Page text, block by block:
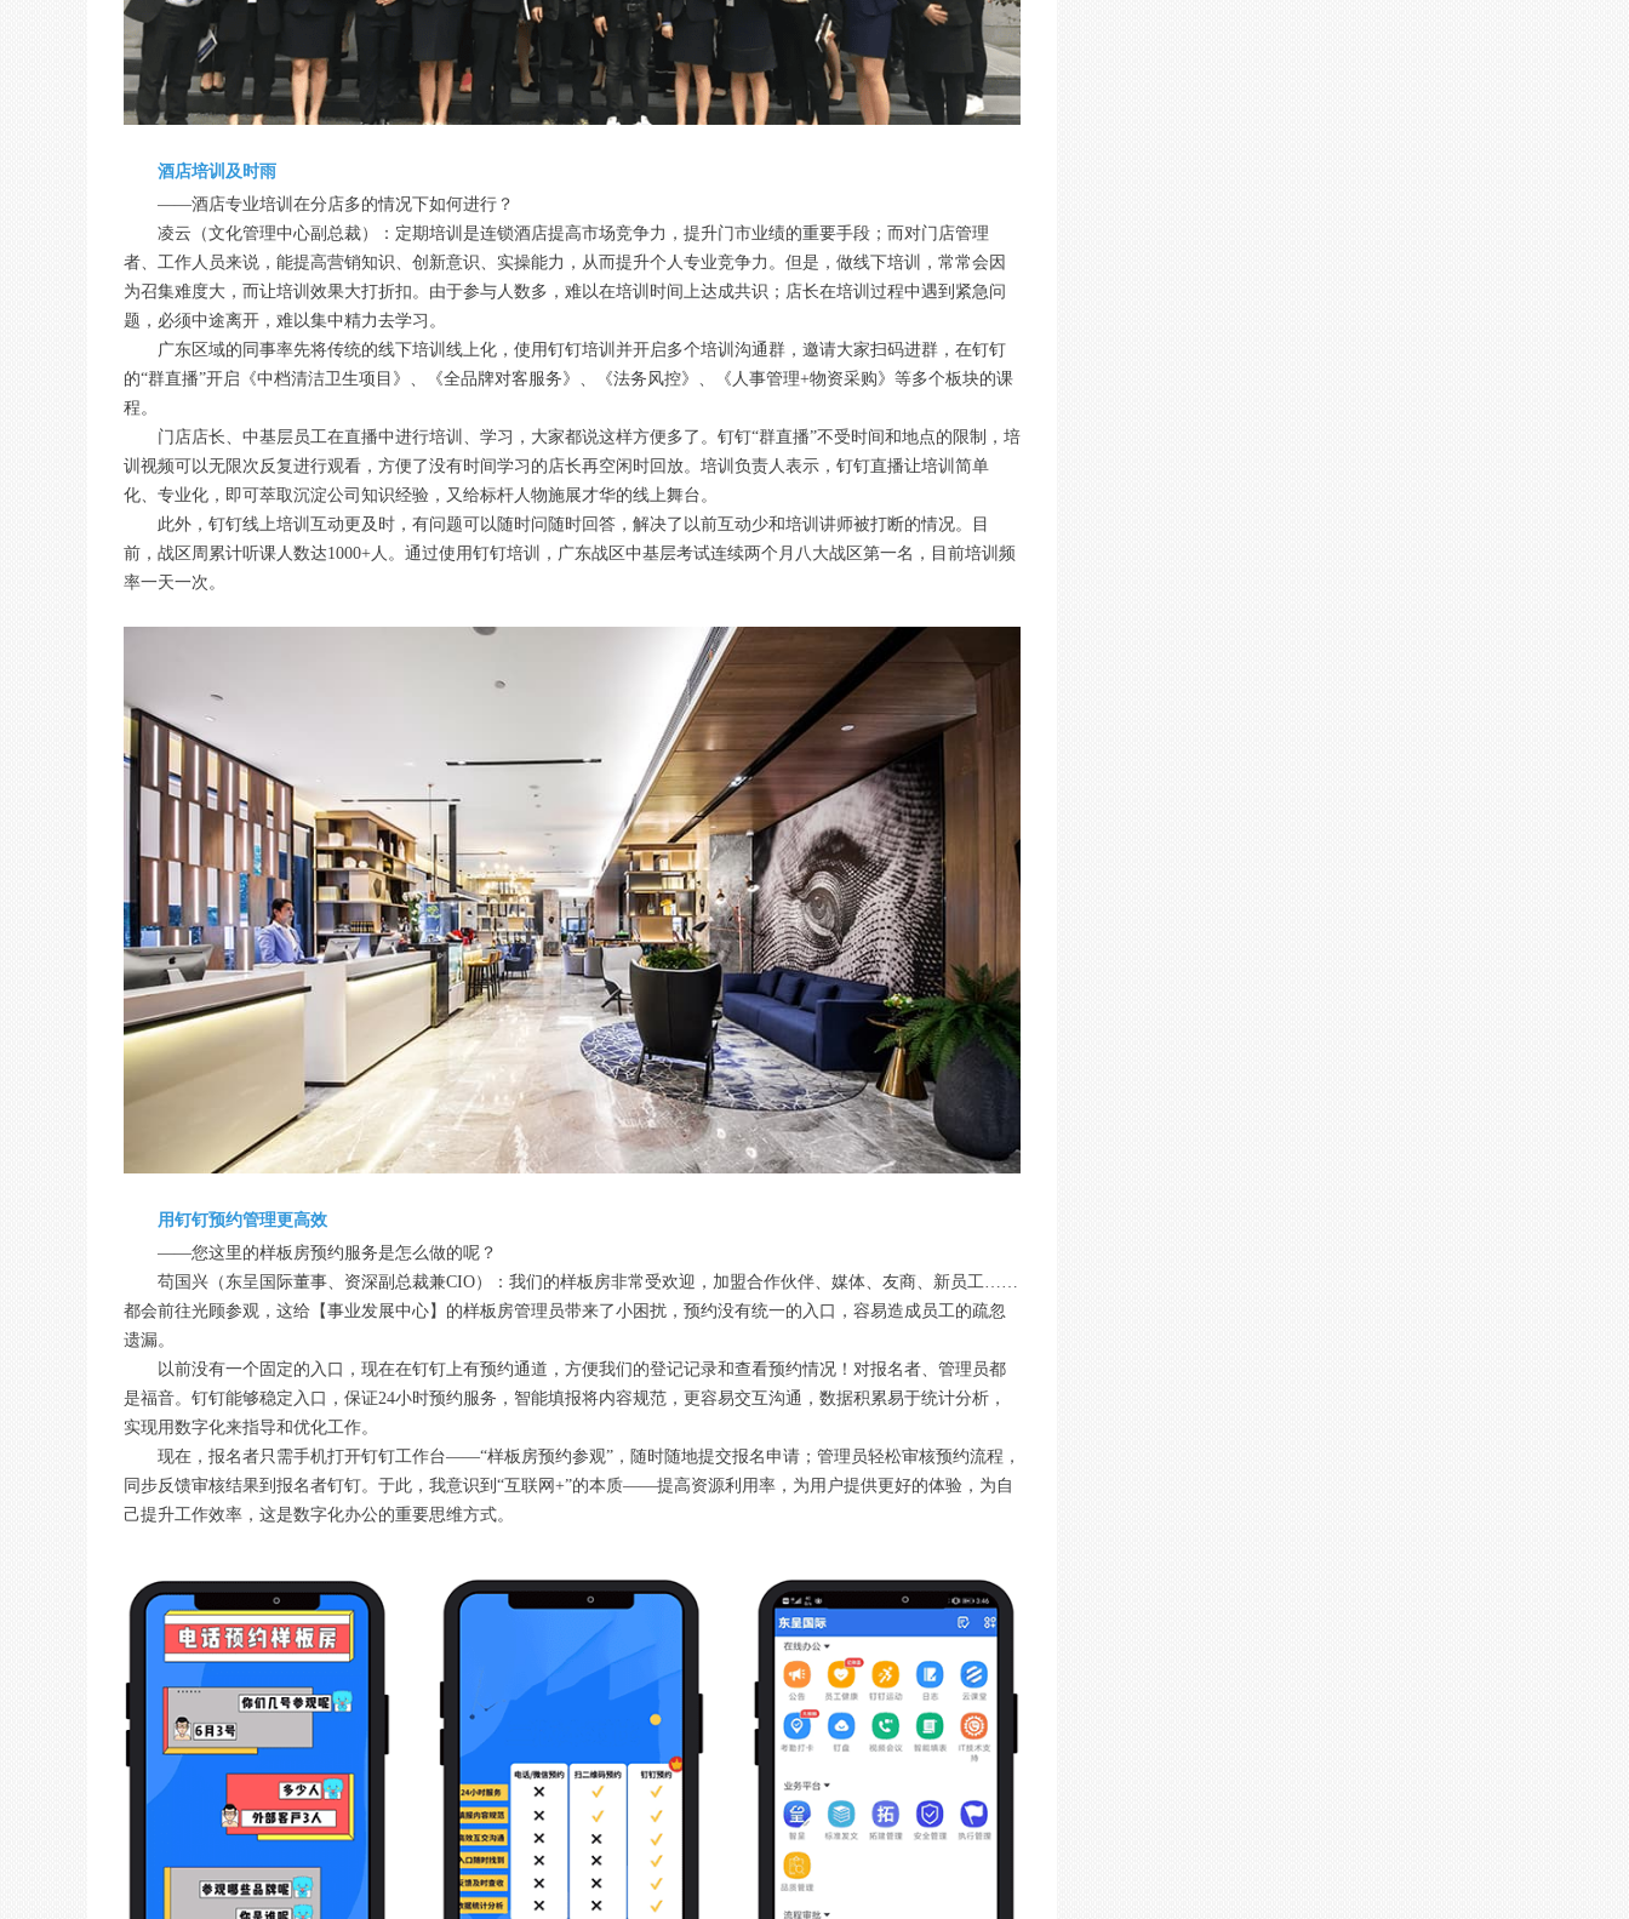
酒店培训及时雨
——酒店专业培训在分店多的情况下如何进行？
凌云（文化管理中心副总裁）：定期培训是连锁酒店提高市场竞争力，提升门市业绩的重要手段；而对门店管理
者、工作人员来说，能提高营销知识、创新意识、实操能力，从而提升个人专业竞争力。但是，做线下培训，常常会因
为召集难度大，而让培训效果大打折扣。由于参与人数多，难以在培训时间上达成共识；店长在培训过程中遇到紧急问
题，必须中途离开，难以集中精力去学习。
广东区域的同事率先将传统的线下培训线上化，使用钉钉培训并开启多个培训沟通群，邀请大家扫码进群，在钉钉
的“群直播”开启《中档清洁卫生项目》、《全品牌对客服务》、《法务风控》、《人事管理+物资采购》等多个板块的课
程。
门店店长、中基层员工在直播中进行培训、学习，大家都说这样方便多了。钉钉“群直播”不受时间和地点的限制，培
训视频可以无限次反复进行观看，方便了没有时间学习的店长再空闲时回放。培训负责人表示，钉钉直播让培训简单
化、专业化，即可萃取沉淀公司知识经验，又给标杆人物施展才华的线上舞台。
此外，钉钉线上培训互动更及时，有问题可以随时问随时回答，解决了以前互动少和培训讲师被打断的情况。目
前，战区周累计听课人数达1000+人。通过使用钉钉培训，广东战区中基层考试连续两个月八大战区第一名，目前培训频
率一天一次。
用钉钉预约管理更高效
——您这里的样板房预约服务是怎么做的呢？
苟国兴（东呈国际董事、资深副总裁兼CIO）：我们的样板房非常受欢迎，加盟合作伙伴、媒体、友商、新员工……
都会前往光顾参观，这给【事业发展中心】的样板房管理员带来了小困扰，预约没有统一的入口，容易造成员工的疏忽
遗漏。
以前没有一个固定的入口，现在在钉钉上有预约通道，方便我们的登记记录和查看预约情况！对报名者、管理员都
是福音。钉钉能够稳定入口，保证24小时预约服务，智能填报将内容规范，更容易交互沟通，数据积累易于统计分析，
实现用数字化来指导和优化工作。
现在，报名者只需手机打开钉钉工作台——“样板房预约参观”，随时随地提交报名申请；管理员轻松审核预约流程，
同步反馈审核结果到报名者钉钉。于此，我意识到“互联网+”的本质——提高资源利用率，为用户提供更好的体验，为自
己提升工作效率，这是数字化办公的重要思维方式。